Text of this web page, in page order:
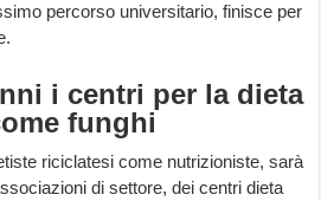
percorso universitario, finisce per
i centri per la dieta
funghi
riciclatesi come nutrizioniste, sarà
di settore, dei centri dieta